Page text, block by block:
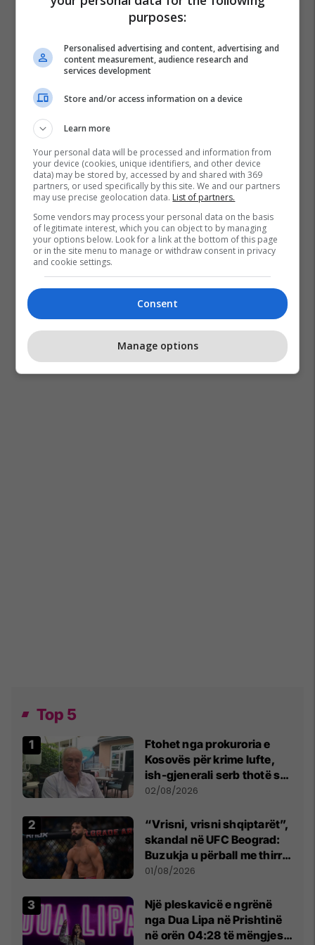
Plan B
Po kërkoni mjek apo klinikë në
Kosovë? Njihuni me
GjejeMjekun.com
favorshme për zhvillimin e
biznesit #15796
Pro Real Estate
Top 5
Ftohet nga prokuroria e
Kosovës për krime lufte,
ish-gjenerali serb thotë se
dikush e tradhtoi në
02/08/2026
“Vrisni, vrisni shqiptarët”,
skandal në UFC Beograd:
Buzukja u përball me thirrje
anti-shqiptare nga
01/08/2026
Një pleskavicë e ngrënë
nga Dua Lipa në Prishtinë
në orën 04:28 të mëngjesit
purposes:
Personalised advertising and content, advertising and
content measurement, audience research and
services development
Store and/or access information on a device
Learn more
Your personal data will be processed and information from
your device (cookies, unique identifiers, and other device
data) may be stored by, accessed by and shared with 369
partners, or used specifically by this site. We and our partners
may use precise geolocation data. List of partners.
Some vendors may process your personal data on the basis
of legitimate interest, which you can object to by managing
your options below. Look for a link at the bottom of this page
or in the site menu to manage or withdraw consent in privacy
and cookie settings.
Consent
Manage options